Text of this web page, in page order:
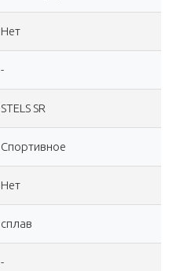
Нет
-
STELS SR
Спортивное
Нет
сплав
-